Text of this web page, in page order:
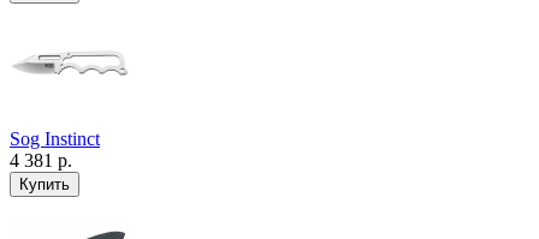
Sog Instinct
4 381 р.